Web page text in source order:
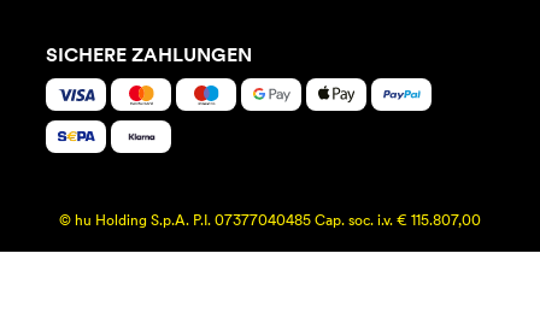
SICHERE ZAHLUNGEN
© hu Holding S.p.A. P.I. 07377040485 Cap. soc. i.v. € 115.807,00